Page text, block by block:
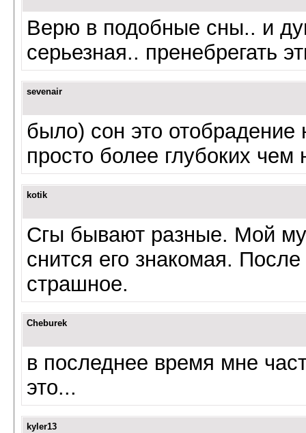
Верю в подобные сны.. и
серьезная.. пренебрегать
sevenair
было) сон это
просто более глубоких
kotik
Сгы бывают разные. Мой
снится его знакомая. После
страшное.
Cheburek
в последнее время мне
это...
kyler13